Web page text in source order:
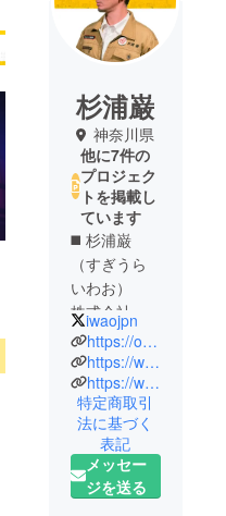
杉浦巌
神奈川県
他に7件の
プロジェク
トを掲載し
ています
◼️ 杉浦巌
（すぎうら
いわお）
株式会社
OSHIRI 代表
取締役
OSHIRI
Factory おし
り工場長
ヒップアッ
プに特化し
iwaojpn
https://oshiri.co.jp/
https://www.instagram.com/iwaojpn/
https://www.instagram.com/oshiri_factory/
特定商取引
法に基づく
表記
メッセー
ジを送る